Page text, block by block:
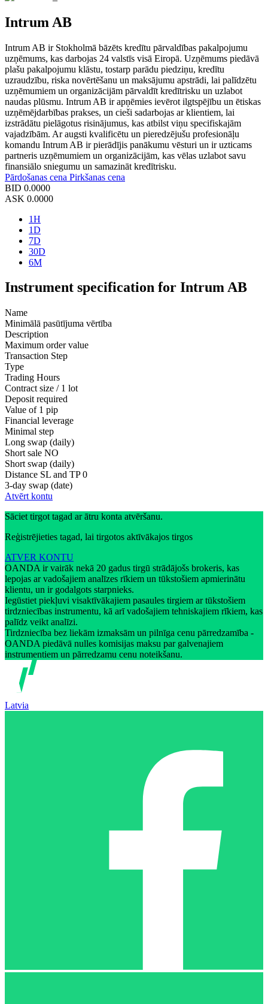
Intrum AB
Intrum AB ir Stokholmā bāzēts kredītu pārvaldības pakalpojumu
uzņēmums, kas darbojas 24 valstīs visā Eiropā. Uzņēmums piedāvā
plašu pakalpojumu klāstu, tostarp parādu piedziņu, kredītu
uzraudzību, riska novērtēšanu un maksājumu apstrādi, lai palīdzētu
uzņēmumiem un organizācijām pārvaldīt kredītrisku un uzlabot
naudas plūsmu. Intrum AB ir apņēmies ievērot ilgtspējību un ētiskas
uzņēmējdarbības prakses, un cieši sadarbojas ar klientiem, lai
izstrādātu pielāgotus risinājumus, kas atbilst viņu specifiskajām
vajadzībām. Ar augsti kvalificētu un pieredzējušu profesionāļu
komandu Intrum AB ir pierādījis panākumu vēsturi un ir uzticams
partneris uzņēmumiem un organizācijām, kas vēlas uzlabot savu
finansiālo sniegumu un samazināt kredītrisku.
Pārdošanas cena Pirkšanas cena
BID 0.0000
ASK 0.0000
1H
1D
7D
30D
6M
Instrument specification for Intrum AB
Name
Minimālā pasūtījuma vērtība
Description
Maximum order value
Transaction Step
Type
Trading Hours
Contract size / 1 lot
Deposit required
Value of 1 pip
Financial leverage
Minimal step
Long swap (daily)
Short sale NO
Short swap (daily)
Distance SL and TP 0
3-day swap (date)
Atvērt kontu
Sāciet tirgot tagad ar ātru konta atvēršanu.
Reģistrējieties tagad, lai tirgotos aktīvākajos tirgos
ATVER KONTU
OANDA ir vairāk nekā 20 gadus tirgū strādājošs brokeris, kas
lepojas ar vadošajiem analīzes rīkiem un tūkstošiem apmierinātu
klientu, un ir godalgots starpnieks.
Iegūstiet piekļuvi visaktīvākajiem pasaules tirgiem ar tūkstošiem
tirdzniecības instrumentu, kā arī vadošajiem tehniskajiem rīkiem, kas
palīdz veikt analīzi.
Tirdzniecība bez liekām izmaksām un pilnīga cenu pārredzamība -
OANDA piedāvā nulles komisijas maksu par galvenajiem
instrumentiem un pārredzamu cenu noteikšanu.
Latvia